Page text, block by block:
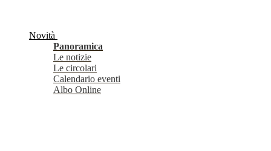
Novità
Panoramica
Le notizie
Le circolari
Calendario eventi
Albo Online